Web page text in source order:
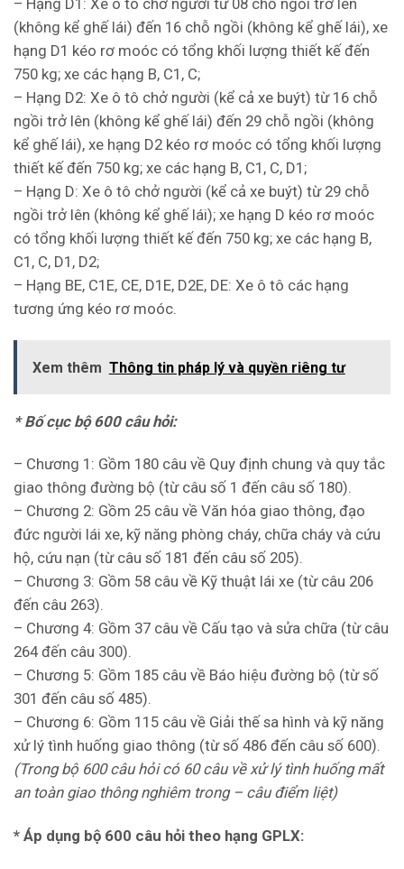
– Hạng D1: Xe ô tô chở người từ 08 chỗ ngồi trở lên
(không kể ghế lái) đến 16 chỗ ngồi (không kể ghế lái), xe
hạng D1 kéo rơ moóc có tổng khối lượng thiết kế đến
750 kg; xe các hạng B, C1, C;
– Hạng D2: Xe ô tô chở người (kể cả xe buýt) từ 16 chỗ
ngồi trở lên (không kể ghế lái) đến 29 chỗ ngồi (không
kể ghế lái), xe hạng D2 kéo rơ moóc có tổng khối lượng
thiết kế đến 750 kg; xe các hạng B, C1, C, D1;
– Hạng D: Xe ô tô chở người (kể cả xe buýt) từ 29 chỗ
ngồi trở lên (không kể ghế lái); xe hạng D kéo rơ moóc
có tổng khối lượng thiết kế đến 750 kg; xe các hạng B,
C1, C, D1, D2;
– Hạng BE, C1E, CE, D1E, D2E, DE: Xe ô tô các hạng
tương ứng kéo rơ moóc.
Xem thêm Thông tin pháp lý và quyền riêng tư
* Bố cục bộ 600 câu hỏi:
– Chương 1: Gồm 180 câu về Quy định chung và quy tắc
giao thông đường bộ (từ câu số 1 đến câu số 180).
– Chương 2: Gồm 25 câu về Văn hóa giao thông, đạo
đức người lái xe, kỹ năng phòng cháy, chữa cháy và cứu
hộ, cứu nạn (từ câu số 181 đến câu số 205).
– Chương 3: Gồm 58 câu về Kỹ thuật lái xe (từ câu 206
đến câu 263).
– Chương 4: Gồm 37 câu về Cấu tạo và sửa chữa (từ câu
264 đến câu 300).
– Chương 5: Gồm 185 câu về Báo hiệu đường bộ (từ số
301 đến câu số 485).
– Chương 6: Gồm 115 câu về Giải thế sa hình và kỹ năng
xử lý tình huống giao thông (từ số 486 đến câu số 600).
(Trong bộ 600 câu hỏi có 60 câu về xử lý tình huống mất
an toàn giao thông nghiêm trong – câu điểm liệt)
* Áp dụng bộ 600 câu hỏi theo hạng GPLX: